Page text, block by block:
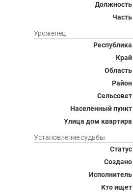
Должность
Часть
Уроженец
Республика
Край
Область
Район
Сельсовет
Населенный пункт
Улица дом квартира
Установление судьбы
Статус
Создано
Исполнитель
Кто ищет